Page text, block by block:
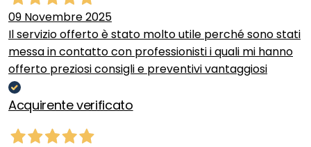
09 Novembre 2025
Il servizio offerto è stato molto utile perché sono stati
messa in contatto con professionisti i quali mi hanno
offerto preziosi consigli e preventivi vantaggiosi
Acquirente verificato